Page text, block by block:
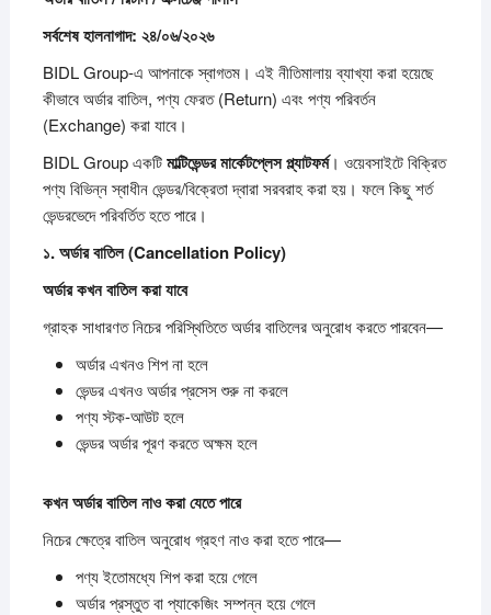
সর্বশেষহালনাগাদ: ২৪/০৬/২০২৬
BIDL Group-এ আপনাকে স্বাগতম। এই নীতিমালায় ব্যাখ্যা করা হয়েছে
কীভাবে অর্ডার বাতিল, পণ্য ফেরত (Return) এবং পণ্য পরিবর্তন
(Exchange) করা যাবে।
BIDL Group একটিমাল্টিভেন্ডরমার্কেটপ্লেসপ্ল্যাটফর্ম। ওয়েবসাইটে বিক্রিত
পণ্য বিভিন্ন স্বাধীন ভেন্ডর/বিক্রেতা দ্বারা সরবরাহ করা হয়। ফলে কিছু শর্ত
ভেন্ডরভেদে পরিবর্তিত হতে পারে।
১.অর্ডারবাতিল (Cancellation Policy)
অর্ডারকখনবাতিলকরাযাবে
গ্রাহক সাধারণত নিচের পরিস্থিতিতে অর্ডার বাতিলের অনুরোধ করতে পারবেন—
অর্ডার এখনও শিপ না হলে
ভেন্ডর এখনও অর্ডার প্রসেস শুরু না করলে
পণ্য স্টক-আউট হলে
ভেন্ডর অর্ডার পূরণ করতে অক্ষম হলে
কখনঅর্ডারবাতিলনাওকরাযেতেপারে
নিচের ক্ষেত্রে বাতিল অনুরোধ গ্রহণ নাও করা হতে পারে—
পণ্য ইতোমধ্যে শিপ করা হয়ে গেলে
অর্ডার প্রস্তুত বা প্যাকেজিং সম্পন্ন হয়ে গেলে